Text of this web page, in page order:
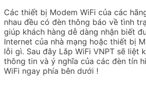
Các thiết bị Modem WiFi của các
nhau đều có đèn thông báo về tình
giúp khách hàng dễ dàng nhận biết
Internet của nhà mạng hoặc thiết bị
lỗi gì. Sau đây Lắp WiFi VNPT sẽ liệt
thông tin và ý nghĩa của các đèn tín
WiFi ngay phía bên dưới !